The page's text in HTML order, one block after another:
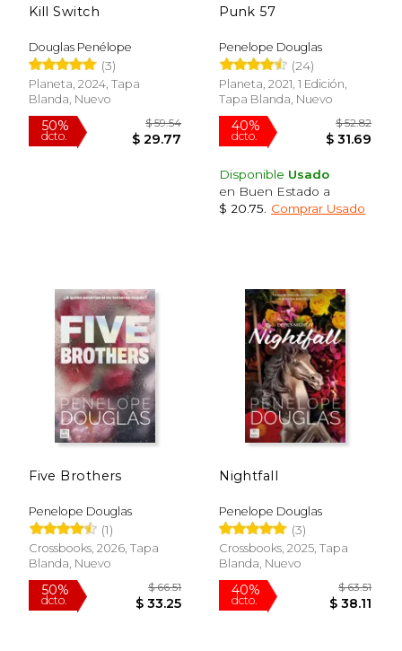
50%
dcto. $ 31.94
40%
dcto.
Kill Switch
Douglas Penélope
(3)
Planeta, 2024, Tapa
Blanda, Nuevo
Punk 57
Penelope Douglas
(24)
Planeta, 2021, 1 Edición,
Tapa Blanda, Nuevo
Disponible Usado
en Buen Estado a
$ 20.75
Comprar Usado
Five Brothers
Penelope Douglas
(1)
Crossbooks, 2026, Tapa
Blanda, Nuevo
Nightfall
Penelope Douglas
(3)
Crossbooks, 2025, Tapa
Blanda, Nuevo